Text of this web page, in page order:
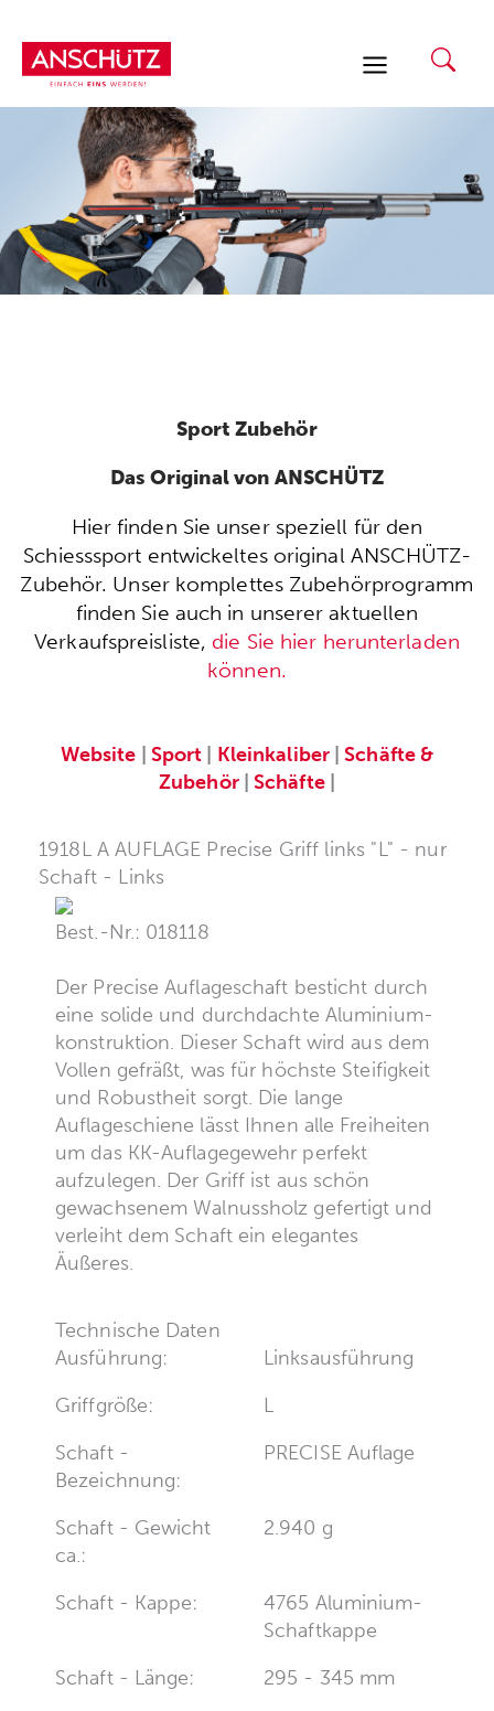
Inhalt
springen
Sport Zubehör
Das Original von ANSCHÜTZ
Hier finden Sie unser speziell für den
Schiesssport entwickeltes original ANSCHÜTZ-
Zubehör. Unser komplettes Zubehörprogramm
finden Sie auch in unserer aktuellen
Verkaufspreisliste, die Sie hier herunterladen
können.
Website Sport Kleinkaliber|Schäfte &
Zubehör|Schäfte|
1918L A AUFLAGE Precise Griff links "L" - nur
Schaft - Links
Best.-Nr.: 018118
Der Precise Auflageschaft besticht durch
eine solide und durchdachte Aluminium-
konstruktion. Dieser Schaft wird aus dem
Vollen gefräßt, was für höchste Steifigkeit
und Robustheit sorgt. Die lange
Auflageschiene lässt Ihnen alle Freiheiten
um das KK-Auflagegewehr perfekt
aufzulegen. Der Griff ist aus schön
gewachsenem Walnussholz gefertigt und
verleiht dem Schaft ein elegantes
Äußeres.
Technische Daten
Ausführung:
Linksausführung
Griffgröße:
L
Schaft -
Bezeichnung:
PRECISE Auflage
Schaft - Gewicht
ca.:
2.940 g
Schaft - Kappe:
4765 Aluminium-
Schaftkappe
Schaft - Länge:
295 - 345 mm